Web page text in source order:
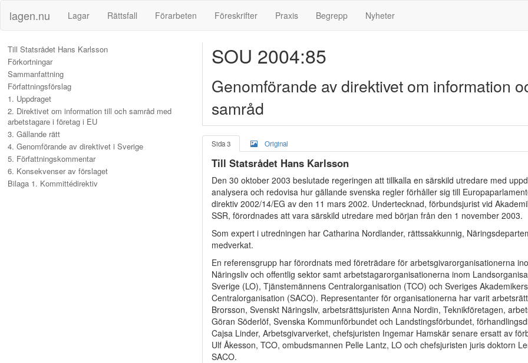
lagen.nu Lagar Rättsfall Förarbeten Föreskrifter Praxis Begrepp Nyheter
Till Statsrådet Hans Karlsson
Förkortningar
Sammanfattning
Författningsförslag
1. Uppdraget
2. Direktivet om information till och samråd med
arbetstagare i företag i EU
3. Gällande rätt
4. Genomförande av direktivet i Sverige
5. Författningskommentar
6. Konsekvenser av förslaget
Bilaga 1. Kommittédirektiv
SOU 2004:85
Genomförande av direktivet om information
samråd
Sida 3 Original
Till Statsrådet Hans Karlsson
Den 30 oktober 2003 beslutade regeringen att tillkalla en särskild utredare med
analysera och redovisa hur gällande svenska regler förhåller sig till
direktiv 2002/14/EG av den 11 mars 2002. Undertecknad, förbundsjurist vid
SSR, förordnades att vara särskild utredare med början från den 1 november 2003.
Som expert i utredningen har Catharina Nordlander, rättssakkunnig,
medverkat.
En referensgrupp har förordnats med företrädare för arbetsgivarorganisationerna
Näringsliv och offentlig sektor samt arbetstagarorganisationerna inom
Sverige (LO), Tjänstemännens Centralorganisation (TCO) och Sveriges Akademikers
Centralorganisation (SACO). Representanter för organisationerna har varit
Brorsson, Svenskt Näringsliv, arbetsrättsjuristen Anna Nordin, Teknikföretagen,
Göran Söderlöf, Svenska Kommunförbundet och Landstingsförbundet,
Cajsa Linder, Arbetsgivarverket, chefsjuristen Ingemar Hamskär senare ersatt av
Ulf Åkesson, TCO, ombudsmannen Pelle Lantz, LO och chefsjuristen juris doktorn
SACO.